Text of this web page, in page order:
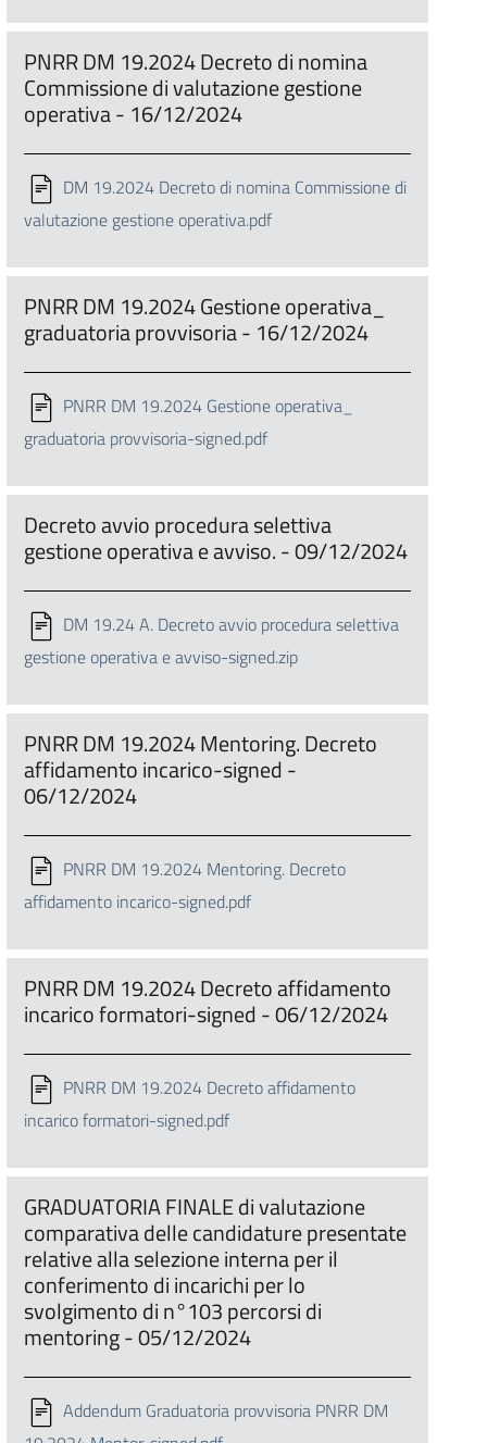
PNRR DM 19.2024 Decreto di nomina
Commissione di valutazione gestione
operativa - 16/12/2024
DM 19.2024 Decreto di nomina Commissione di
valutazione gestione operativa.pdf
PNRR DM 19.2024 Gestione operativa_
graduatoria provvisoria - 16/12/2024
PNRR DM 19.2024 Gestione operativa_
graduatoria provvisoria-signed.pdf
Decreto avvio procedura selettiva
gestione operativa e avviso. - 09/12/2024
DM 19.24 A. Decreto avvio procedura selettiva
gestione operativa e avviso-signed.zip
PNRR DM 19.2024 Mentoring. Decreto
affidamento incarico-signed -
06/12/2024
PNRR DM 19.2024 Mentoring. Decreto
affidamento incarico-signed.pdf
PNRR DM 19.2024 Decreto affidamento
incarico formatori-signed - 06/12/2024
PNRR DM 19.2024 Decreto affidamento
incarico formatori-signed.pdf
GRADUATORIA FINALE di valutazione
comparativa delle candidature presentate
relative alla selezione interna per il
conferimento di incarichi per lo
svolgimento di n°103 percorsi di
mentoring - 05/12/2024
Addendum Graduatoria provvisoria PNRR DM